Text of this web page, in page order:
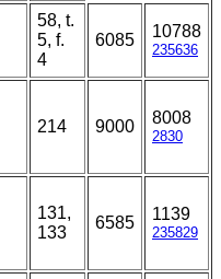
58, t.
5, f.
4
6085 10788
235636
214 9000 8008
2830
131,
133
6585 1139
235829